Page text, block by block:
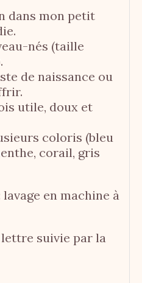
dans mon petit
nés (taille
de naissance ou
utile, doux et
coloris (bleu
corail, gris
en machine à
suivie par la